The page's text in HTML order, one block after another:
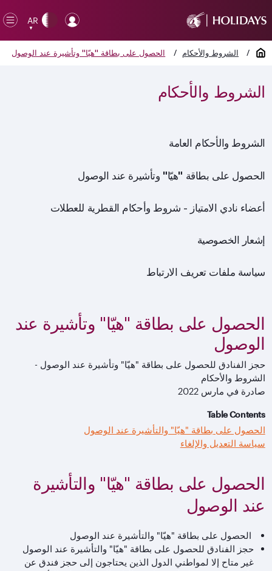
AR
▼
الصفحة الرئيسية / الشروط والأحكام / الحصول على بطاقة "هيّا" وتأشيرة عند الوصول
الشروط والأحكام
سياسة ملفات تعريف الارتباط
الشروط والأحكام العامة
الحصول على بطاقة "هيّا" وتأشيرة عند الوصول
أعضاء نادي الامتياز - شروط وأحكام القطرية للعطلات
إشعار الخصوصية
الحصول على بطاقة "هيّا" وتأشيرة عند
الوصول
حجز الفنادق للحصول على بطاقة "هيّا" وتأشيرة عند الوصول -
الشروط والأحكام
صادرة في مارس 2022
Table Contents
الحصول على بطاقة "هيّا" والتأشيرة عند الوصول
سياسة التعديل والإلغاء
الحصول على بطاقة "هيّا" والتأشيرة
عند الوصول
الحصول على بطاقة "هيّا" والتأشيرة عند الوصول
حجز الفنادق للحصول على بطاقة "هيّا" والتأشيرة عند الوصول
غير متاح إلا لمواطني الدول الذين يحتاجون إلى حجز فندق عن